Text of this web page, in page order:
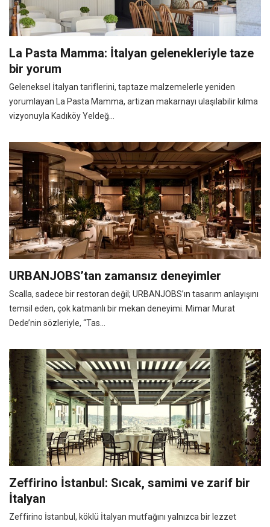
La Pasta Mamma: İtalyan gelenekleriyle taze
bir yorum
Geleneksel İtalyan tariflerini, taptaze malzemelerle yeniden
yorumlayan La Pasta Mamma, artizan makarnayı ulaşılabilir kılma
vizyonuyla Kadıköy Yeldeğ...
URBANJOBS’tan zamansız deneyimler
Scalla, sadece bir restoran değil; URBANJOBS’ın tasarım anlayışını
temsil eden, çok katmanlı bir mekan deneyimi. Mimar Murat
Dede’nin sözleriyle, “Tas...
Zeffirino İstanbul: Sıcak, samimi ve zarif bir
İtalyan
Zeffirino İstanbul, köklü İtalyan mutfağını yalnızca bir lezzet